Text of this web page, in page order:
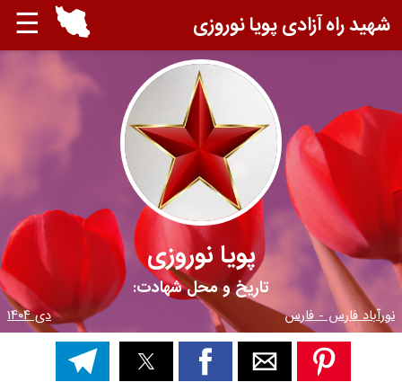
☰ شهید راه آزادی پویا نوروزی
پویا نوروزی
تاریخ و محل شهادت:
نورآباد فارس - فارس دی ۱۴۰۴